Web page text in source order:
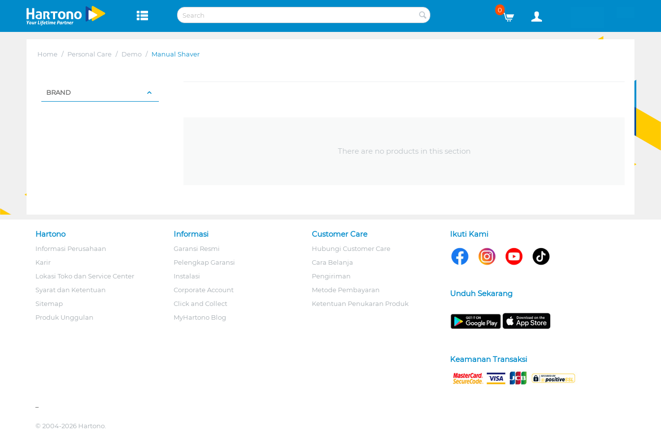
0
Home / Personal Care / Demo / Manual Shaver
BRAND
There are no products in this section
Hartono
Informasi Perusahaan
Karir
Lokasi Toko dan Service Center
Syarat dan Ketentuan
Sitemap
Produk Unggulan
Informasi
Garansi Resmi
Pelengkap Garansi
Instalasi
Corporate Account
Click and Collect
MyHartono Blog
Customer Care
Hubungi Customer Care
Cara Belanja
Pengiriman
Metode Pembayaran
Ketentuan Penukaran Produk
Ikuti Kami
Unduh Sekarang
Keamanan Transaksi
© 2004-2026 Hartono.